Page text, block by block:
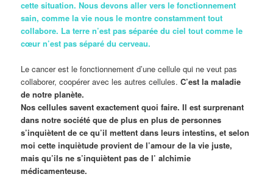
cette situation. Nous devons aller vers le fonctionnement
sain, comme la vie nous le montre constamment tout
collabore. La terre n’est pas séparée du ciel tout comme le
cœur n’est pas séparé du cerveau.
Le cancer est le fonctionnement d’une cellule qui ne veut pas
collaborer, coopérer avec les autres cellules.C’est la maladie
de notre planète.
Nos cellules savent exactement quoi faire. Il est surprenant
dans notre société que de plus en plus de personnes
s’inquiètent de ce qu’il mettent dans leurs intestins, et selon
moi cette inquiètude provient de l’amour de la vie juste,
mais qu’ils ne s’inquiètent pas de l’ alchimie
médicamenteuse.